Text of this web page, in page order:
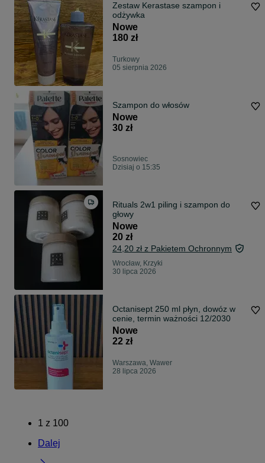
Zestaw Kerastase szampon i
odżywka
Nowe
180 zł
Turkowy
05 sierpnia 2026
Szampon do włosów
Nowe
30 zł
Sosnowiec
Dzisiaj o 15:35
Rituals 2w1 piling i szampon do
głowy
Nowe
20 zł
24,20 zł z Pakietem Ochronnym
Wrocław, Krzyki
30 lipca 2026
Octanisept 250 ml płyn, dowóz w
cenie, termin ważności 12/2030
Nowe
22 zł
Warszawa, Wawer
28 lipca 2026
1 z 100
Dalej